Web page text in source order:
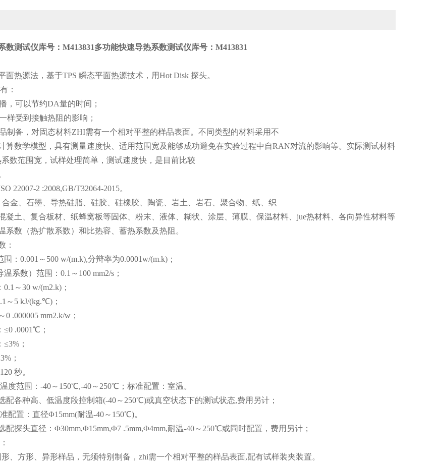
数测试仪库号：M413831多功能快速导热系数测试仪库号：M413831
面热源法，基于TPS 瞬态平面热源技术，用Hot Disk 探头。
：
，可以节约DA量的时间；
样受到接触热阻的影响；
制备，对固态材料ZHI需有一个相对平整的样品表面。不同类型的材料采用不
算数学模型，具有测量速度快、适用范围宽及能够成功避免在实验过程中自RAN对流的影响等。实际测试材料
系数范围宽，试样处理简单，测试速度快，是目前比较
22007-2 :2008,GB/T32064-2015。
金、石墨、导热硅脂、硅胶、硅橡胶、陶瓷、岩土、岩石、聚合物、纸、织
凝土、复合板材、纸蜂窝板等固体、粉末、液体、糊状、涂层、薄膜、保温材料、jue热材料、各向异性材料等
系数（热扩散系数）和比热容、蓄热系数及热阻。
：
：0.001～500 w/(m.k),分辩率为0.0001w/(m.k)；
系数）范围：0.1～100 mm2/s；
～30 w/(m2.k)；
～5 kJ/(kg.℃)；
0 .000005 mm2.k/w；
≤0 .0001℃；
；
；
秒。
度范围：-40～150℃,-40～250℃；标准配置：室温。
配各种高、低温度段控制箱(-40～250℃)或真空状态下的测试状态,费用另计；
配置：直径Φ15mm(耐温-40～150℃)。
配探头直径：Φ30mm,Φ15mm,Φ7 .5mm,Φ4mm,耐温-40～250℃或同时配置，费用另计；
、方形、异形样品，无须特别制备，zhi需一个相对平整的样品表面,配有试样装夹装置。